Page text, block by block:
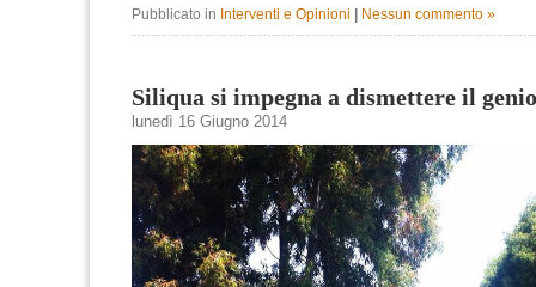
Pubblicato in Interventi e Opinioni Nessun commento »
Siliqua si impegna a dismettere il
lunedì 16 Giugno 2014